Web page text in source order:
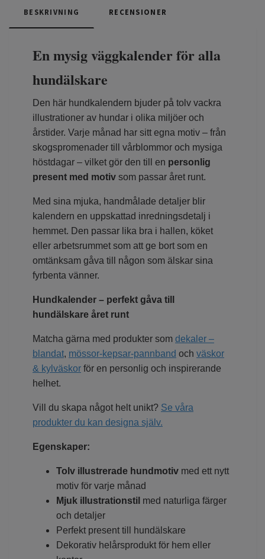
BESKRIVNING RECENSIONER
En mysig väggkalender för alla
hundälskare
Den här hundkalendern bjuder på tolv vackra
illustrationer av hundar i olika miljöer och
årstider. Varje månad har sitt egna motiv – från
skogspromenader till vårblommor och mysiga
höstdagar – vilket gör den till en personlig
present med motiv som passar året runt.
Med sina mjuka, handmålade detaljer blir
kalendern en uppskattad inredningsdetalj i
hemmet. Den passar lika bra i hallen, köket
eller arbetsrummet som att ge bort som en
omtänksam gåva till någon som älskar sina
fyrbenta vänner.
Hundkalender – perfekt gåva till
hundälskare året runt
Matcha gärna med produkter som dekaler –
blandat, mössor-kepsar-pannband och väskor
& kylväskor för en personlig och inspirerande
helhet.
Vill du skapa något helt unikt? Se våra
produkter du kan designa själv.
Egenskaper:
Tolv illustrerade hundmotiv med ett nytt
motiv för varje månad
Mjuk illustrationstil med naturliga färger
och detaljer
Perfekt present till hundälskare
Dekorativ helårsprodukt för hem eller